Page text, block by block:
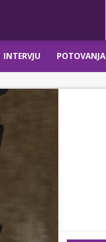
INTERVJU POTOVANJA